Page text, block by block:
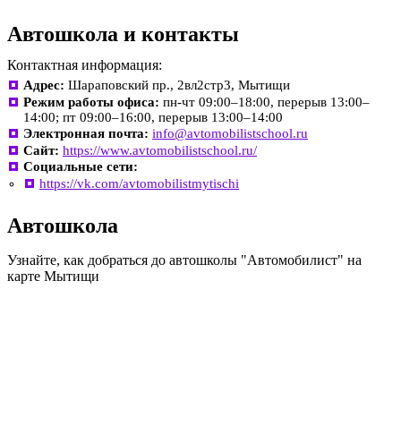
Автошкола и контакты
Контактная информация:
Адрес: Шараповский пр., 2вл2стр3, Мытищи
Режим работы офиса: пн-чт 09:00–18:00, перерыв 13:00–
14:00; пт 09:00–16:00, перерыв 13:00–14:00
Электронная почта: info@avtomobilistschool.ru
Сайт: https://www.avtomobilistschool.ru/
Социальные сети:
https://vk.com/avtomobilistmytischi
Автошкола
Узнайте, как добраться до автошколы "Автомобилист" на
карте Мытищи